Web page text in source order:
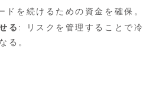
ドを続けるための資金を確保。
る : リスクを管理することで冷
る。